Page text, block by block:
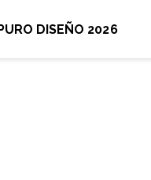
DISEÑO 2026